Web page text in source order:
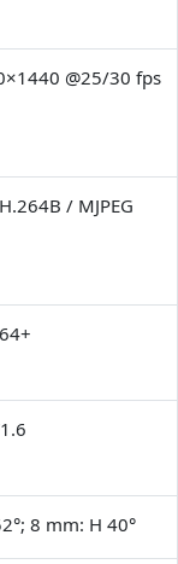
@25/30 fps
/ MJPEG
8 mm: H 40°